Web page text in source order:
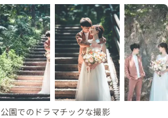
園でのドラマチックな撮影